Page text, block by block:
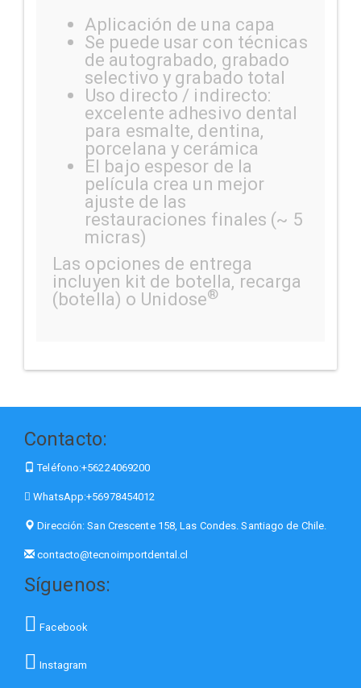
Aplicación de una capa
Se puede usar con técnicas
de autograbado, grabado
selectivo y grabado total
Uso directo / indirecto:
excelente adhesivo dental
para esmalte, dentina,
porcelana y cerámica
El bajo espesor de la
película crea un mejor
ajuste de las
restauraciones finales (~ 5
micras)
Las opciones de entrega
incluyen kit de botella, recarga
(botella) o Unidose®
Contacto:
Teléfono:+56224069200
WhatsApp:+56978454012
Dirección:San Crescente 158, Las Condes. Santiago de Chile.
contacto@tecnoimportdental.cl
Síguenos:
Facebook
Instagram